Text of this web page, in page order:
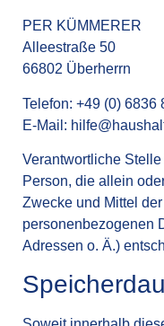
PER KÜMMERER
Alleestraße 50
66802 Überherrn
Telefon: +49 (0) 6836
E-Mail:
Verantwortliche
Person, die allein
Zwecke und Mittel
personenbezogenen
Adressen o. Ä.)